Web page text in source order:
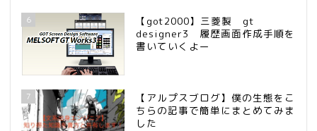
6
【got2000】三菱製 gt
designer3 履歴画面作成手順を
書いていくよー
7
【アルプスブログ】僕の生態をこ
ちらの記事で簡単にまとめてみま
した